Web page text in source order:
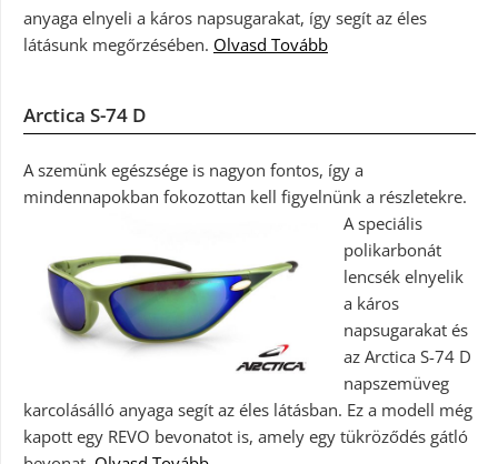
anyaga elnyeli a káros napsugarakat, így segít az éles
látásunk megőrzésében. Olvasd Tovább
Arctica S-74 D
A szemünk egészsége is nagyon fontos, így a
mindennapokban fokozottan kell figyelnünk a részletekre.
A speciális
polikarbonát
lencsék elnyelik
a káros
napsugarakat és
az Arctica S-74 D
napszemüveg
karcolásálló anyaga segít az éles látásban. Ez a modell még
kapott egy REVO bevonatot is, amely egy tükröződés gátló